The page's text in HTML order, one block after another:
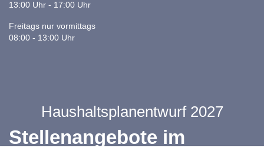
13:00 Uhr - 17:00 Uhr
Freitags nur vormittags
08:00 - 13:00 Uhr
Haushaltsplanentwurf 2027
Stellenangebote im